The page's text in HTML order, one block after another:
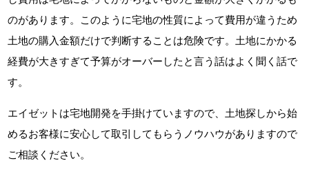
のがあります。このように宅地の性質によって費用が違うため
土地の購入金額だけで判断することは危険です。土地にかかる
経費が大きすぎて予算がオーバーしたと言う話はよく聞く話で
す。
エイゼットは宅地開発を手掛けていますので、土地探しから始
めるお客様に安心して取引してもらうノウハウがありますので
ご相談ください。